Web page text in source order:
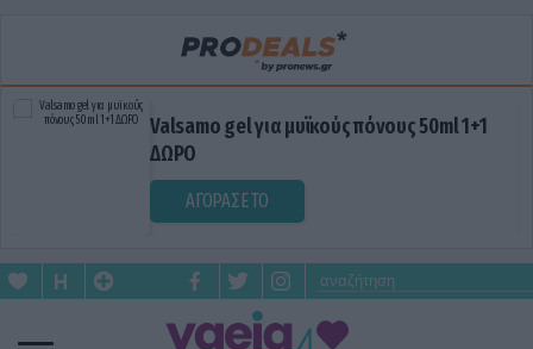
Valsamo gel για μυϊκούς πόνους 50ml 1+1
ΔΩΡΟ
ΑΓΟΡΑΣΕ ΤΟ